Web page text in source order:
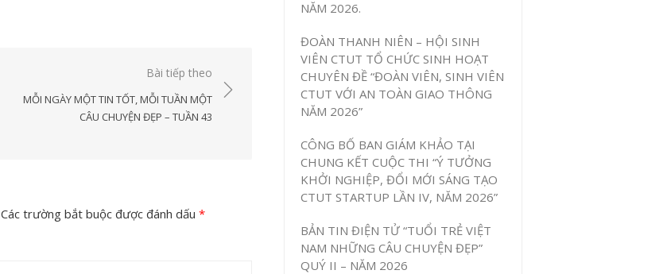
Bài tiếp theo
MỖI NGÀY MỘT TIN TỐT, MỖI TUẦN MỘT
CÂU CHUYỆN ĐẸP – TUẦN 43
Các trường bắt buộc được đánh dấu *
NĂM 2026.
ĐOÀN THANH NIÊN – HỘI SINH
VIÊN CTUT TỔ CHỨC SINH HOẠT
CHUYÊN ĐỀ “ĐOÀN VIÊN, SINH VIÊN
CTUT VỚI AN TOÀN GIAO THÔNG
NĂM 2026”
CÔNG BỐ BAN GIÁM KHẢO TẠI
CHUNG KẾT CUỘC THI “Ý TƯỞNG
KHỞI NGHIỆP, ĐỔI MỚI SÁNG TẠO
CTUT STARTUP LẦN IV, NĂM 2026”
BẢN TIN ĐIỆN TỬ “TUỔI TRẺ VIỆT
NAM NHỮNG CÂU CHUYỆN ĐẸP”
QUÝ II – NĂM 2026